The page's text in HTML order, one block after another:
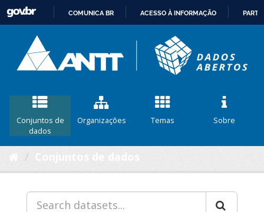
CONTEÚDO
COMUNICA BR ACESSO À INFORMAÇÃO
Conjuntos de
dados
Organizações Temas Sobre